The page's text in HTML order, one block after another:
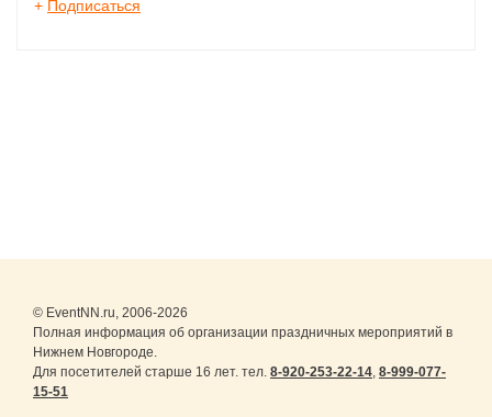
+ Подписаться
© EventNN.ru, 2006-2026
Полная информация об организации праздничных мероприятий в
Нижнем Новгороде.
Для посетителей старше 16 лет. тел. 8-920-253-22-14, 8-999-077-
15-51